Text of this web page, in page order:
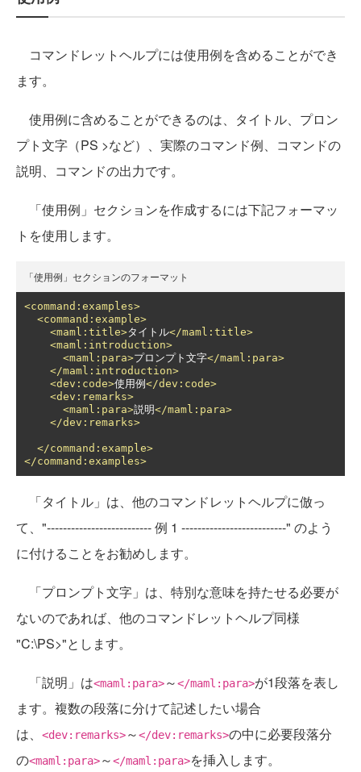
コマンドレットヘルプには使用例を含めることができ
ます。
使用例に含めることができるのは、タイトル、プロン
プト文字（PS >など）、実際のコマンド例、コマンドの
説明、コマンドの出力です。
「使用例」セクションを作成するには下記フォーマッ
トを使用します。
「使用例」セクションのフォーマット
<command:examples>
<command:example>
<maml:title>タイトル</maml:title>
<maml:introduction>
<maml:para>プロンプト文字</maml:para>
</maml:introduction>
<dev:code>使用例 </dev:code>
<dev:remarks>
<maml:para>説明</maml:para>
</dev:remarks>
</command:example>
</command:examples>
「タイトル」は、他のコマンドレットヘルプに倣っ
て、"-------------------------- 例 1 --------------------------" のよう
に付けることをお勧めします。
「プロンプト文字」は、特別な意味を持たせる必要が
ないのであれば、他のコマンドレットヘルプ同様
"C:\PS>"とします。
「説明」は<maml:para>～</maml:para>が1段落を表し
ます。複数の段落に分けて記述したい場合
は、
<dev:remarks>～</dev:remarks>の中に必要段落分
の<maml:para>～</maml:para>を挿入します。